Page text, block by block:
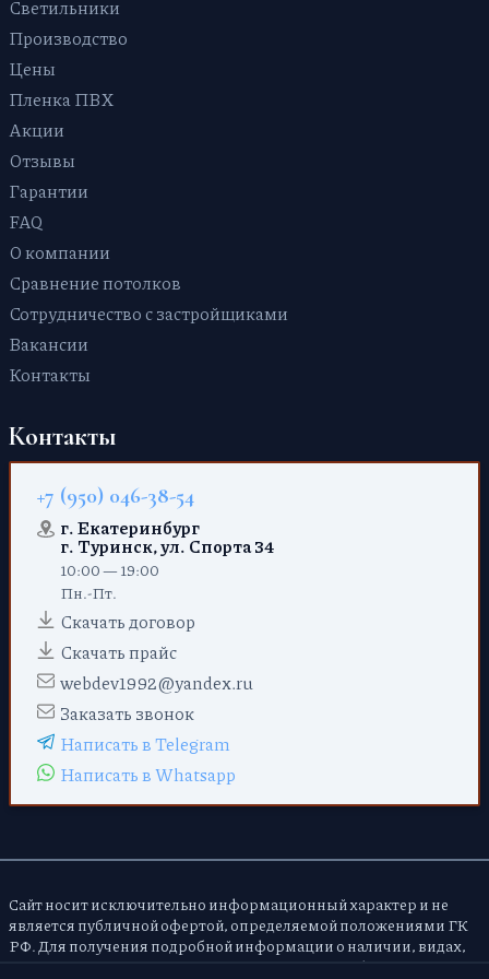
Парящие
Светильники
Производство
Цены
Пленка ПВХ
Акции
Отзывы
Гарантии
FAQ
О компании
Сравнение потолков
Сотрудничество с застройщиками
Вакансии
Контакты
Контакты
+7 (950) 046-38-54
г. Екатеринбург
г. Туринск, ул. Спорта 34
10:00 — 19:00
Пн.-Пт.
Скачать договор
Скачать прайс
webdev1992@yandex.ru
Заказать звонок
Написать в Telegram
Написать в Whatsapp
Сайт носит исключительно информационный характер и не
является публичной офертой, определяемой положениями ГК
РФ. Для получения подробной информации о наличии, видах,
характеристиках и стоимости услуг и товаров обращайтесь в